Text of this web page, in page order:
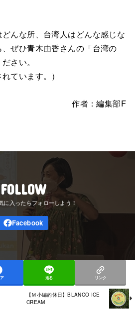
んな所、台湾人はどんな感じな
ぜひ青木由香さんの「台湾の
さい。
ています。）
作者：編集部F
FOLLOW
送る リンク
【Ｍ小編的休日】BLANCO ICE
CREAM